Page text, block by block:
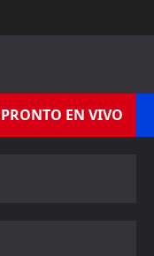
PRONTO EN VIVO